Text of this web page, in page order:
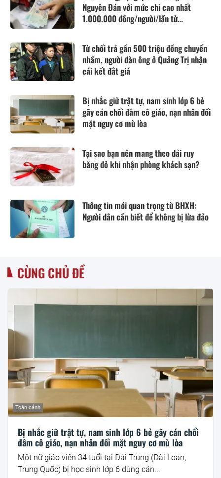
Nguyên Đán với mức chi cao nhất
1.000.000 đồng/người/lần từ
Từ chối trả gần 500 triệu đồng chuyển
nhầm, người đàn ông ở Quảng Trị nhận
cái kết đắt giá
Bị nhắc giữ trật tự, nam sinh lớp 6 bẻ
gãy cán chổi đâm cô giáo, nạn nhân đối
mặt nguy cơ mù lòa
Tại sao bạn nên mang theo dải ruy
băng đỏ khi nhận phòng khách sạn?
Thông tin mới quan trọng từ BHXH:
Người dân cần biết để không bị lừa đảo
CÙNG CHỦ ĐỀ
Toàn cảnh
Bị nhắc giữ trật tự, nam sinh lớp 6 bẻ gãy cán chổi
đâm cô giáo, nạn nhân đối mặt nguy cơ mù lòa
Một nữ giáo viên 34 tuổi tại Đài Trung (Đài Loan,
Trung Quốc) bị học sinh lớp 6 dùng cán...